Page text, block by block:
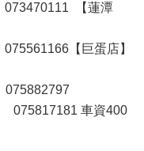
【蓮潭
【巨蛋店】
車資400